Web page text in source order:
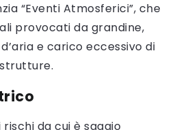
“Eventi Atmosferici”, che
provocati da grandine,
e carico eccessivo di
da cui è saggio